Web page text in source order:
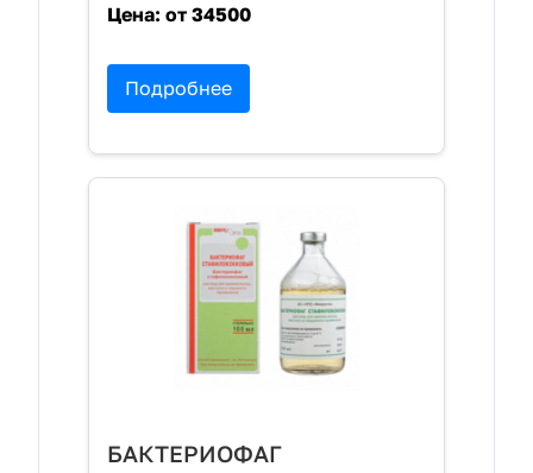
Цена: от 34500
Подробнее
БАКТЕРИОФАГ